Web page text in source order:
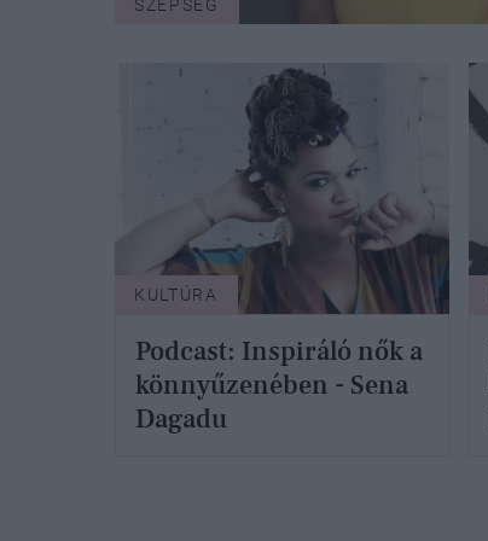
SZÉPSÉG
KULTÚRA
Podcast: Inspiráló nők a
könnyűzenében - Sena
Dagadu